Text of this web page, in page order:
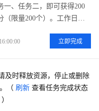
一、任务二，即可获得200
（限量200个）。工作日上
体领奖方式请详见下方活
立即完成
及时释放资源，停止或删除
（ 刷新查看任务完成状态
）